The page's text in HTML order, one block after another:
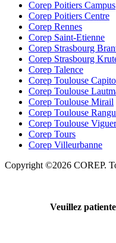
Corep Poitiers Campus
Corep Poitiers Centre
Corep Rennes
Corep Saint-Etienne
Corep Strasbourg
Corep Strasbourg
Corep Talence
Corep Toulouse
Corep Toulouse
Corep Toulouse Mirail
Corep Toulouse
Corep Toulouse
Corep Tours
Corep Villeurbanne
Copyright ©2026 COREP.
Veuillez